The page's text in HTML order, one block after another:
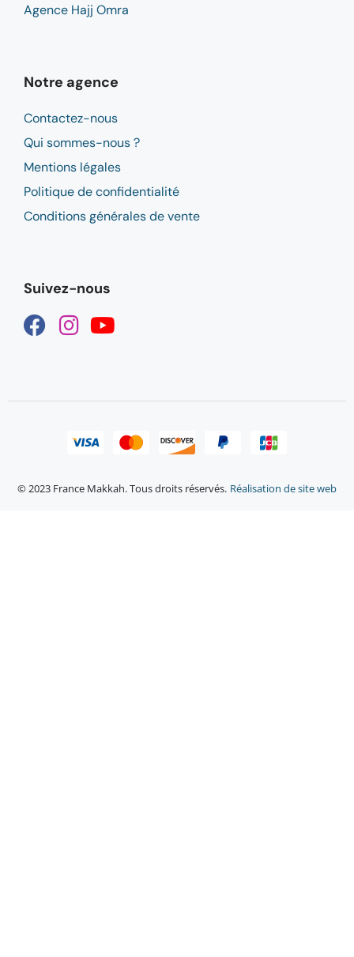
Agence Hajj Omra
Notre agence
Contactez-nous
Qui sommes-nous ?
Mentions légales
Politique de confidentialité
Conditions générales de vente
Suivez-nous
© 2023 France Makkah. Tous droits réservés. Réalisation de site web